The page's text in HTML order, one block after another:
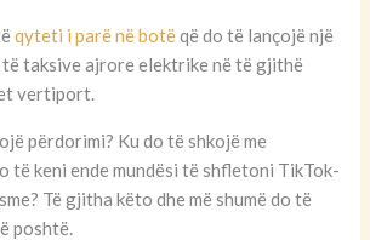
qyteti i parë në botëqë do të lançojë një
të taksive ajrore elektrike në të gjithë
vertiport.
përdorimi? Ku do të shkojë me
të keni ende mundësi të shfletoni TikTok-
Të gjitha këto dhe më shumë do të
poshtë.